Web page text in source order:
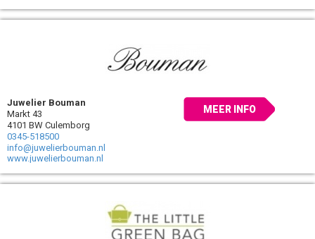
Juwelier Bouman
Markt 43
4101 BW Culemborg
0345-518500
info@juwelierbouman.nl
www.juwelierbouman.nl
MEER INFO